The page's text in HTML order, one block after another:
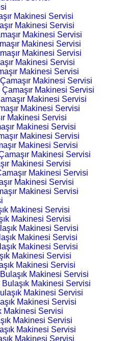
Makinesi Servisi
Makinesi Servisi
Makinesi Servisi
Makinesi Servisi
Makinesi Servisi
Makinesi Servisi
Makinesi Servisi
Makinesi Servisi
Makinesi Servisi
Makinesi Servisi
Makinesi Servisi
Makinesi Servisi
Makinesi Servisi
Makinesi Servisi
Makinesi Servisi
Makinesi Servisi
Makinesi Servisi
Makinesi Servisi
Makinesi Servisi
Makinesi Servisi
Makinesi Servisi
Makinesi Servisi
Makinesi Servisi
Makinesi Servisi
Makinesi Servisi
Makinesi Servisi
Makinesi Servisi
Makinesi Servisi
Makinesi Servisi
Makinesi Servisi
Makinesi Servisi
Makinesi Servisi
Makinesi Servisi
Makinesi Servisi
Makinesi Servisi